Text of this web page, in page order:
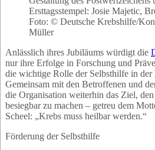
Ersttagsstempel: Josie Majetic,
Foto: © Deutsche Krebshilfe/
Müller
Anlässlich ihres Jubiläums würdigt die
nur ihre Erfolge in Forschung und
die wichtige Rolle der Selbsthilfe in
Gemeinsam mit den Betroffenen und
die Organisation weiterhin das Ziel,
besiegbar zu machen – getreu dem
Scheel: „Krebs muss heilbar werden.“
Förderung der Selbsthilfe